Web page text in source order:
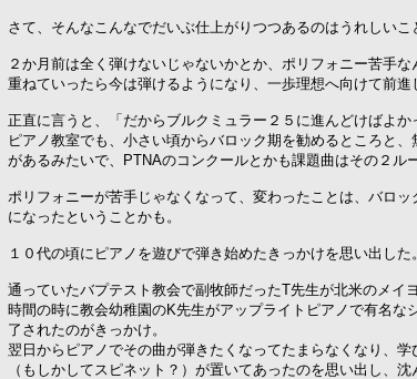
さて、そんなこんなでだいぶ仕上がりつつあるのはうれしいこ
２か月前は全く弾けないじゃないかとか、ポリフォニー苦手
重ねていったら今は弾けるようになり、一歩理想へ向けて前
正直に言うと、「だからブルクミュラー２５に進んどけばよ
ピアノ教室でも、小さい頃からバロック期を勧めるところと
があるみたいで、PTNAのコンクールとかも課題曲はその２ル
ポリフォニーが苦手じゃなくなって、変わったことは、バロ
になったということかも。
１０代の頃にピアノを遊びで弾き始めたきっかけを思い出した。
通っていたバプテスト教会で副牧師だったT先生が北米のメイ
時間の時に教会幼稚園のK先生がアップライトピアノで有名
了されたのがきっかけ。
翌日からピアノでその曲が弾きたくなってたまらなくなり、
（もしかしてスピネット？）が置いてあったのを思い出し、